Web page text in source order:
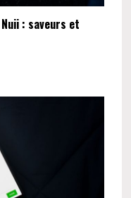
: saveurs et